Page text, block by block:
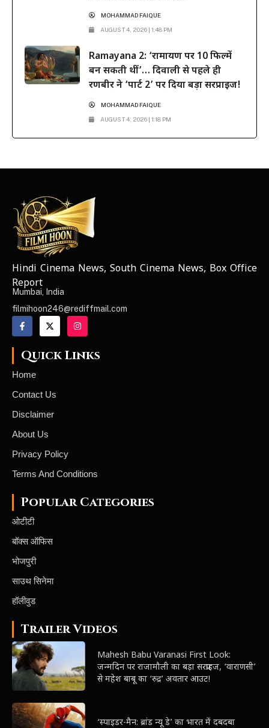
MOHAMMAD FAIQUE
AUGUST 4, 2026 | 1:48 PM
Ramayana 2: ‘रामायण पर 10 फिल्में
बन सकती थीं’… दिवाली से पहले ही
रणबीर ने ‘पार्ट 2’ पर दिया बड़ा सरप्राइज!
MOHAMMAD FAIQUE
AUGUST 4, 2026 | 1:18 PM
NEWS ELEMENTOR
Hindi Cinema News, South Cinema News, Box Office
Report
Mumbai, India
filmihoon246@rediffmail.com
Quick Links
Home
Contact Us
Disclaimer
About Us
Privacy Policy
Terms And Conditions
Popular Categories
ओटीटी
बॉक्स ऑफिस
भोजपुरी
साउथ सिनेमा
हॉलीवुड
Trailer Videos
Mahesh Babu Varanasi First Look:
जन्मदिन पर राजामौली का बड़ा सरप्राइज, ‘वाराणसी’
से महेश बाबू का ‘रुद्र’ अवतार आउट!
‘स्पाइडर-मैन: ब्रांड न्यू डे’ का भारत में दबदबा